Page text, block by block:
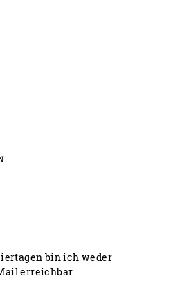
bin ich weder
erreichbar.